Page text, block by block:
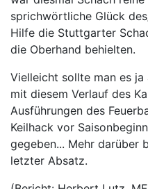
sprichwörtliche Glück
Hilfe die Stuttgarter
die Oberhand behielten.
Vielleicht sollte man es ja
mit diesem Verlauf des
Ausführungen des
Keilhack vor
gegeben... Mehr darüber
letzter Absatz.